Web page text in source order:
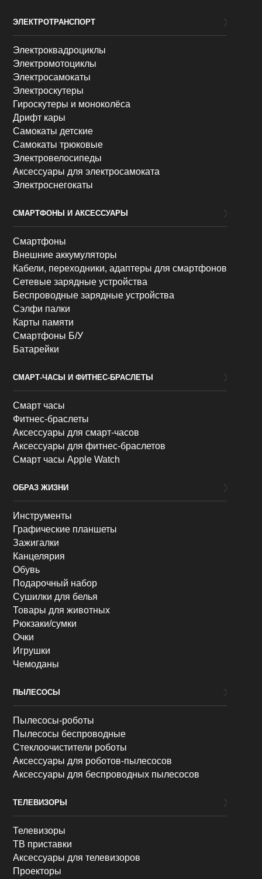
ЭЛЕКТРОТРАНСПОРТ
Электроквадроциклы
Электромотоциклы
Электросамокаты
Электроскутеры
Гироскутеры и моноколёса
Дрифт кары
Самокаты детские
Самокаты трюковые
Электровелосипеды
Аксессуары для электросамоката
Электроснегокаты
СМАРТФОНЫ И АКСЕССУАРЫ
Смартфоны
Внешние аккумуляторы
Кабели, переходники, адаптеры для смартфонов
Сетевые зарядные устройства
Беспроводные зарядные устройства
Сэлфи палки
Карты памяти
Смартфоны Б/У
Батарейки
СМАРТ-ЧАСЫ И ФИТНЕС-БРАСЛЕТЫ
Смарт часы
Фитнес-браслеты
Аксессуары для смарт-часов
Аксессуары для фитнес-браслетов
Смарт часы Apple Watch
ОБРАЗ ЖИЗНИ
Инструменты
Графические планшеты
Зажигалки
Канцелярия
Обувь
Подарочный набор
Сушилки для белья
Товары для животных
Рюкзаки/сумки
Очки
Игрушки
Чемоданы
ПЫЛЕСОСЫ
Пылесосы-роботы
Пылесосы беспроводные
Стеклоочистители роботы
Аксессуары для роботов-пылесосов
Аксессуары для беспроводных пылесосов
ТЕЛЕВИЗОРЫ
Телевизоры
ТВ приставки
Аксессуары для телевизоров
Проекторы